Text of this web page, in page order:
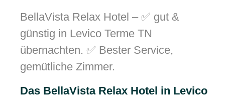
BellaVista Relax Hotel – ✅ gut &
günstig in Levico Terme TN
übernachten. ✅ Bester Service,
gemütliche Zimmer.
Das BellaVista Relax Hotel in Levico